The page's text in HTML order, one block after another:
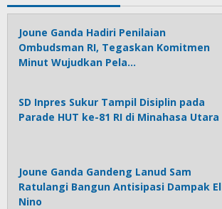
Joune Ganda Hadiri Penilaian
Ombudsman RI, Tegaskan Komitmen
Minut Wujudkan Pela…
SD Inpres Sukur Tampil Disiplin pada
Parade HUT ke-81 RI di Minahasa Utara
Joune Ganda Gandeng Lanud Sam
Ratulangi Bangun Antisipasi Dampak El
Nino